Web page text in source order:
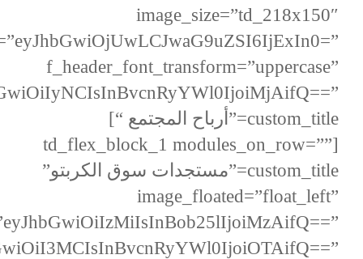
image_size=”td_218x150″
f_header_font_transform=”uppercase”
custom_title=”أرباح المجتمع “]
[td_flex_block_1 modules_on_row=””
custom_title=”مستجدات سوق الكربتو”
image_floated=”float_left”